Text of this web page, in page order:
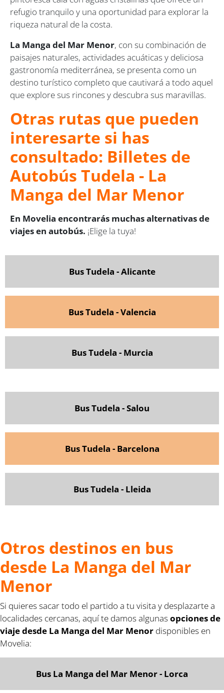
refugio tranquilo y una oportunidad para explorar la
riqueza natural de la costa.
La Manga del Mar Menor, con su combinación de
paisajes naturales, actividades acuáticas y deliciosa
gastronomía mediterránea, se presenta como un
destino turístico completo que cautivará a todo aquel
que explore sus rincones y descubra sus maravillas.
Otras rutas que pueden
interesarte si has
consultado: Billetes de
Autobús Tudela - La
Manga del Mar Menor
En Movelia encontrarás muchas alternativas de
viajes en autobús. ¡Elige la tuya!
Bus Tudela - Alicante
Bus Tudela - Valencia
Bus Tudela - Murcia
Bus Tudela - Salou
Bus Tudela - Barcelona
Bus Tudela - Lleida
Otros destinos en bus
desde La Manga del Mar
Menor
Si quieres sacar todo el partido a tu visita y desplazarte a
localidades cercanas, aquí te damos algunasopciones de
viaje desde La Manga del Mar Menor disponibles en
Movelia:
Bus La Manga del Mar Menor - Lorca